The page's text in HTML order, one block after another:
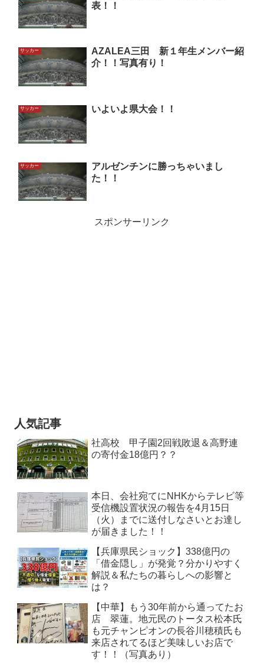
表！！
サッカー
AZALEA三田 新１年生メンバー紹
介！！写真有り！
サッカー いよいよ県大会！！
サッカー
アルゼンチンに勝っちゃいまし
た！！
スポンサーリンク
人気記事
社高校 甲子園2回戦敗退＆高野連
の寄付金18億円？？
本日、会社宛てにNHKからテレビ等
受信機設置状況の報告を4月15日
（火）までに送付しなさいとお達し
が届きました！！
【兵庫県民ショック】338億円の
「借金隠し」が発覚？分かりやすく
解説＆私たちの暮らしへの影響と
は？
【中華】もう30年前から通ってたお
店 翠蓮。地元民のトータス松本氏
も元チャンピオンの長谷川穂積氏も
来店されてるほど美味しいお店で
す！！（写真あり）